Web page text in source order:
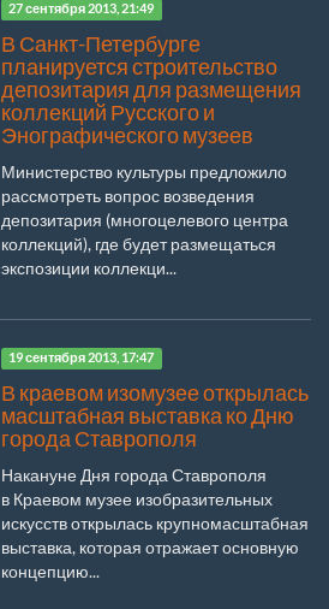
27 сентября 2013, 21:49
В Санкт-Петербурге
планируется строительство
депозитария для размещения
коллекций Русского и
Энографического музеев
Министерство культуры предложило
рассмотреть вопрос возведения
депозитария (многоцелевого центра
коллекций), где будет размещаться
экспозиции коллекци...
19 сентября 2013, 17:47
В краевом изомузее открылась
масштабная выставка ко Дню
города Ставрополя
Накануне Дня города Ставрополя
в Краевом музее изобразительных
искусств открылась крупномасштабная
выставка, которая отражает основную
концепцию...